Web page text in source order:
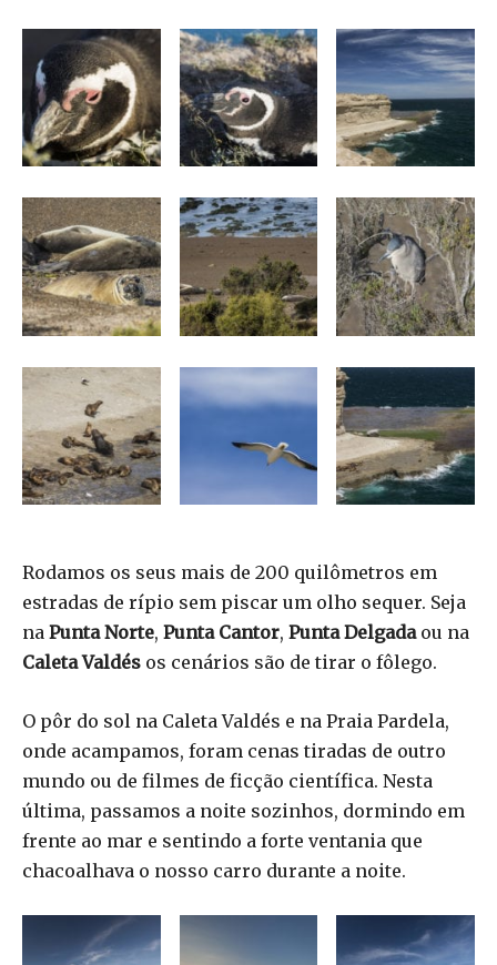
Rodamos os seus mais de 200 quilômetros em
estradas de rípio sem piscar um olho sequer. Seja
na Punta Norte, Punta Cantor, Punta Delgadaou na
Caleta Valdés os cenários são de tirar o fôlego.
O pôr do sol na Caleta Valdés e na Praia Pardela,
onde acampamos, foram cenas tiradas de outro
mundo ou de filmes de ficção científica. Nesta
última, passamos a noite sozinhos, dormindo em
frente ao mar e sentindo a forte ventania que
chacoalhava o nosso carro durante a noite.